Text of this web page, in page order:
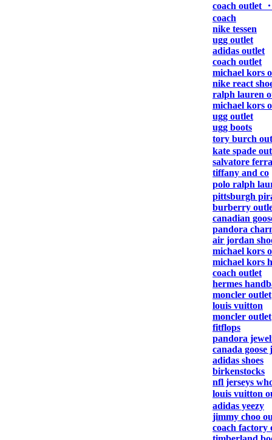
coach outlet
coach
nike tessen
ugg outlet
adidas outlet
coach outlet
michael kors
nike react
ralph lauren
michael kors
ugg outlet
ugg boots
tory burch
kate spade
salvatore
tiffany and co
polo ralph
pittsburgh
burberry
canadian
pandora
air jordan
michael kors
michael kors
coach outlet
hermes
moncler outlet
louis vuitton
moncler outlet
fitflops
pandora
canada goose
adidas shoes
birkenstocks
nfl jerseys
louis vuitton
adidas yeezy
jimmy choo
coach factory